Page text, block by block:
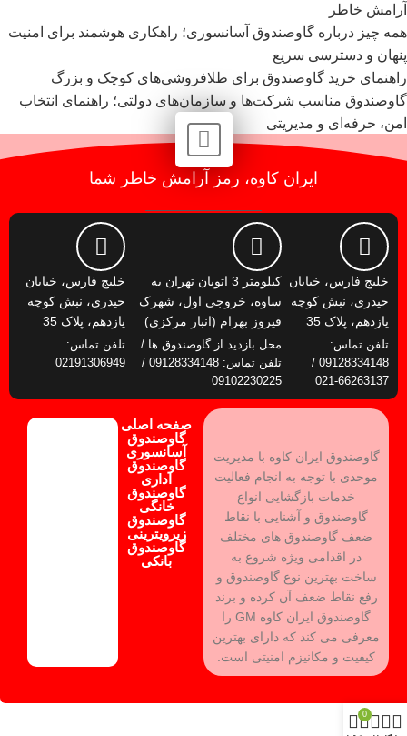
آرامش خاطر
همه چیز درباره گاوصندوق آسانسوری؛ راهکاری هوشمند برای امنیت
پنهان و دسترسی سریع
راهنمای خرید گاوصندوق برای طلافروشی‌های کوچک و بزرگ
گاوصندوق مناسب شرکت‌ها و سازمان‌های دولتی؛ راهنمای انتخاب
امن، حرفه‌ای و مدیریتی
ایران کاوه، رمز آرامش خاطر شما
خلیج فارس، خیابان
حیدری، نبش کوچه
یازدهم، پلاک 35
تلفن تماس:
09128334148 /
66263137-021
کیلومتر 3 اتوبان تهران به
ساوه، خروجی اول، شهرک
فیروز بهرام (انبار مرکزی)
محل بازدید از گاوصندوق ها /
تلفن تماس: 09128334148 /
09102230225
خلیج فارس، خیابان
حیدری، نبش کوچه
یازدهم، پلاک 35
تلفن تماس:
02191306949
گاوصندوق ایران کاوه با مدیریت
موحدی با توجه به انجام فعالیت
خدمات بازگشایی انواع
گاوصندوق و آشنایی با نقاط
ضعف گاوصندوق های مختلف
در اقدامی ویژه شروع به
ساخت بهترین نوع گاوصندوق و
رفع نقاط ضعف آن کرده و برند
گاوصندوق ایران کاوه GM را
معرفی می کند که دارای بهترین
کیفیت و مکانیزم امنیتی است.
صفحه اصلی
گاوصندوق
آسانسوری
گاوصندوق
اداری
گاوصندوق
خانگی
گاوصندوق
زیرویترینی
گاوصندوق
بانکی
0